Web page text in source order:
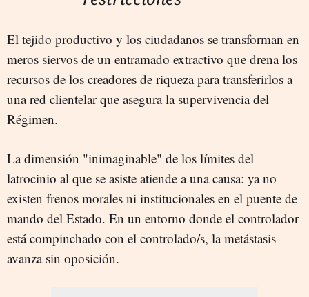
El tejido productivo y los ciudadanos se transforman en
meros siervos de un entramado extractivo que drena los
recursos de los creadores de riqueza para transferirlos a
una red clientelar que asegura la supervivencia del
Régimen.
La dimensión "inimaginable" de los límites del
latrocinio al que se asiste atiende a una causa: ya no
existen frenos morales ni institucionales en el puente de
mando del Estado. En un entorno donde el controlador
está compinchado con el controlado/s, la metástasis
avanza sin oposición.